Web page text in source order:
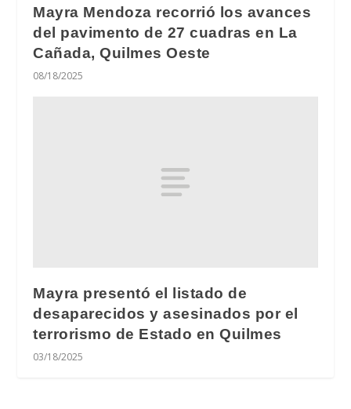
Mayra Mendoza recorrió los avances
del pavimento de 27 cuadras en La
Cañada, Quilmes Oeste
08/18/2025
Mayra presentó el listado de
desaparecidos y asesinados por el
terrorismo de Estado en Quilmes
03/18/2025